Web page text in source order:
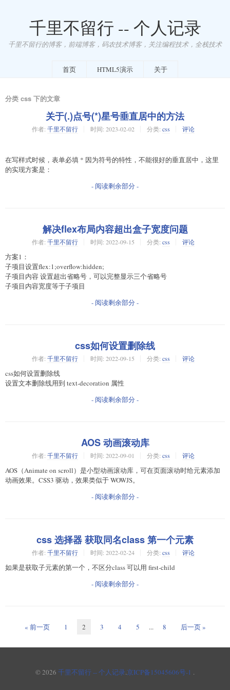
千里不留行 -- 个人记录
千里不留行的博客，前端博客，码农技术博客，关注编程技术，全栈技术
首页 HTML5演示 关于
分类 css 下的文章
关于(.)点号(*)星号垂直居中的方法
作者: 千里不留行 时间: 2023-02-02 分类: css 评论
在写样式时候，表单必填 * 因为符号的特性，不能很好的垂直居中，这里
的实现方案是：
- 阅读剩余部分 -
解决flex布局内容超出盒子宽度问题
作者: 千里不留行 时间: 2022-09-15 分类: css 评论
方案1：
子项目设置flex:1;overflow:hidden;
子项目内容 设置超出省略号，可以完整显示三个省略号
子项目内容宽度等于子项目
- 阅读剩余部分 -
css如何设置删除线
作者: 千里不留行 时间: 2022-09-15 分类: css 评论
css如何设置删除线
设置文本删除线用到 text-decoration 属性
- 阅读剩余部分 -
AOS 动画滚动库
作者: 千里不留行 时间: 2022-09-01 分类: css 评论
AOS（Animate on scroll）是小型动画滚动库，可在页面滚动时给元素添加
动画效果。CSS3 驱动，效果类似于 WOWJS。
- 阅读剩余部分 -
css 选择器 获取同名class 第一个元素
作者: 千里不留行 时间: 2022-02-24 分类: css 评论
如果是获取子元素的第一个，不区分class 可以用 first-child
- 阅读剩余部分 -
« 前一页 1 2 3 4 5 ... 8 后一页 »
© 2026 千里不留行 -- 个人记录.京ICP备15045606号-1 .